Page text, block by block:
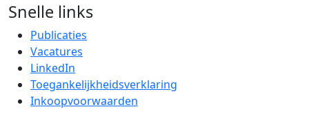
Snelle links
Publicaties
Vacatures
LinkedIn
Toegankelijkheidsverklaring
Inkoopvoorwaarden